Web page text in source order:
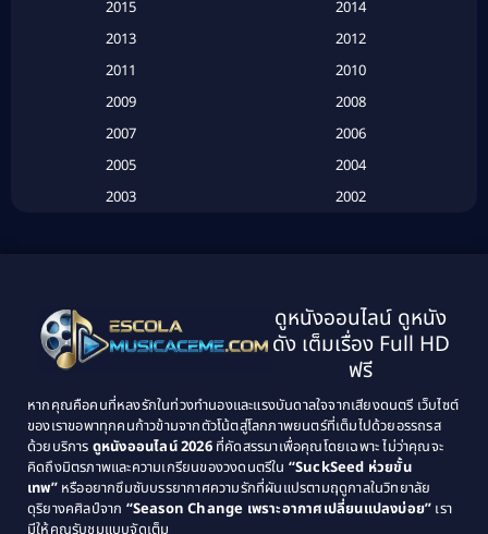
(134)
Classic หนังคลาสสิก(21)
Classic หนังคลาสสิก(25)
Comedy ตลก(46)
Comedy ตลก(515)
2015
2014
2013
2012
2011
2010
2009
2008
2007
2006
2005
2004
2003
2002
1995
1994
1993
1992
1989
1988
1987
1986
1985
1984
1983
1982
ดูหนังออนไลน์ ดูหนัง
ดัง เต็มเรื่อง Full HD
ฟรี
หากคุณคือคนที่หลงรักในท่วงทำนองและแรงบันดาลใจจากเสียงดนตรี เว็บไซต์
ของเราขอพาทุกคนก้าวข้ามจากตัวโน้ตสู่โลกภาพยนตร์ที่เต็มไปด้วยอรรถรส
ด้วยบริการ ดูหนังออนไลน์ 2026ที่คัดสรรมาเพื่อคุณโดยเฉพาะ ไม่ว่าคุณจะ
คิดถึงมิตรภาพและความเกรียนของวงดนตรีใน “SuckSeed ห่วยขั้น
เทพ”หรืออยากซึมซับบรรยากาศความรักที่ผันแปรตามฤดูกาลในวิทยาลัย
ดุริยางคศิลป์จาก “Season Change เพราะอากาศเปลี่ยนแปลงบ่อย” เรา